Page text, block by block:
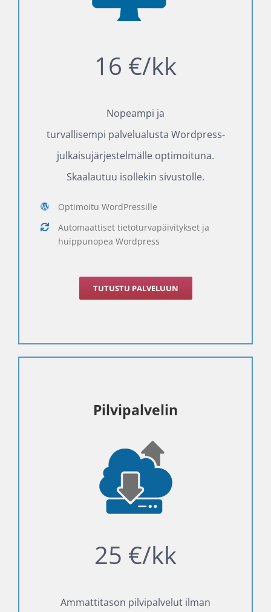
16 €/kk
Nopeampi ja
turvallisempi palvelualusta Wordpress-
julkaisujärjestelmälle optimoituna.
Skaalautuu isollekin sivustolle.
Optimoitu WordPressille
Automaattiset tietoturvapäivitykset ja
huippunopea Wordpress
TUTUSTU PALVELUUN
Pilvipalvelin
25 €/kk
Ammattitason pilvipalvelut ilman